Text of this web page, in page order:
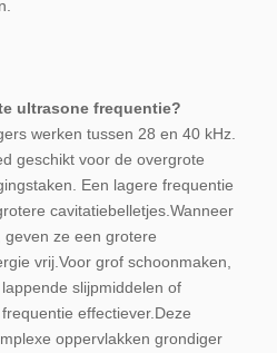
ultrasone frequentie?
werken tussen 28 en 40 kHz.
geschikt voor de overgrote
Een lagere frequentie
cavitatiebelletjes.Wanneer
ze een grotere
vrij.Voor grof schoonmaken,
slijpmiddelen of
effectiever.Deze
oppervlakken grondiger